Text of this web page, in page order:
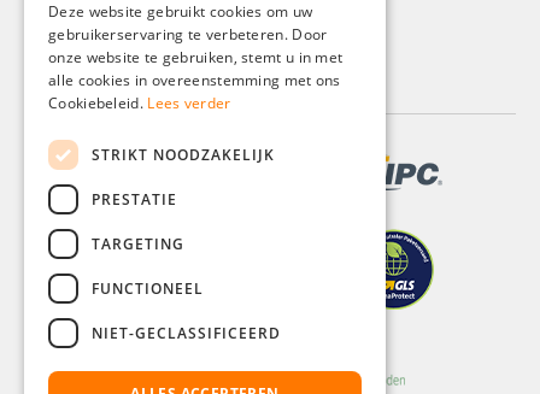
FRENCH
ITALIAN
Deze website gebruikt cookies om uw
gebruikerservaring te verbeteren. Door
onze website te gebruiken, stemt u in met
alle cookies in overeenstemming met ons
Cookiebeleid. Lees verder
STRIKT NOODZAKELIJK
PRESTATIE
TARGETING
FUNCTIONEEL
NIET-GECLASSIFICEERD